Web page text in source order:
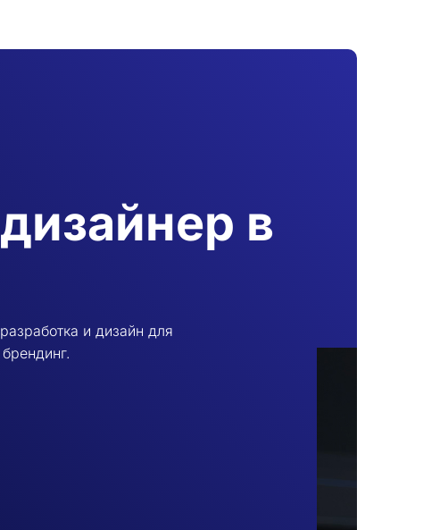
в
и дизайн для